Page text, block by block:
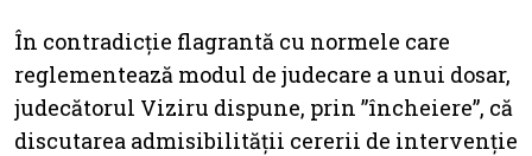
În contradicție flagrantă cu normele care
reglementează modul de judecare a unui dosar,
judecătorul Viziru dispune, prin ”încheiere”, că
discutarea admisibilității cererii de intervenție